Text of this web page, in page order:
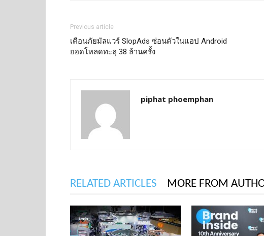
Previous article
เตือนภัยมัลแวร์ SlopAds ซ่อนตัวในแอป Android
ยอดโหลดทะลุ 38 ล้านครั้ง
piphat phoemphan
RELATED ARTICLES MORE FROM